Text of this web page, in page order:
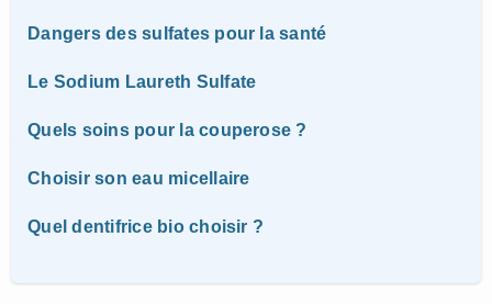
Dangers des sulfates pour la santé
Le Sodium Laureth Sulfate
Quels soins pour la couperose ?
Choisir son eau micellaire
Quel dentifrice bio choisir ?